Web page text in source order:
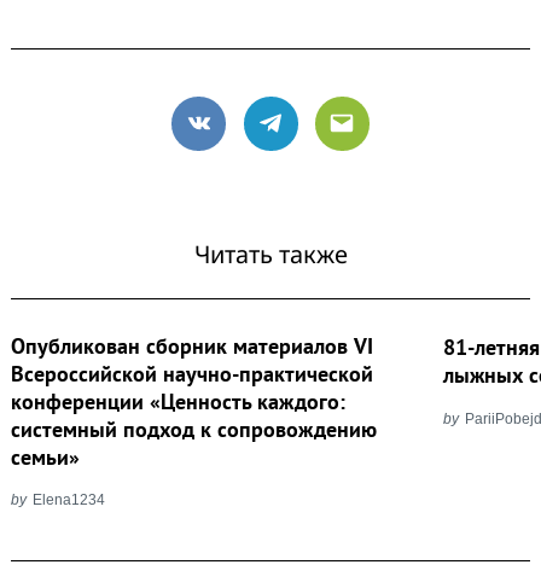
VK Telegram
Email
Читать также
Опубликован сборник материалов VI
Всероссийской научно‑практической
конференции «Ценность каждого:
системный подход к сопровождению
семьи»
by Elena1234
81-
лыжных
by